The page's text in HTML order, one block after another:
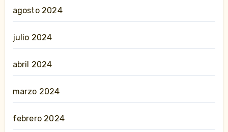
agosto 2024
julio 2024
abril 2024
marzo 2024
febrero 2024